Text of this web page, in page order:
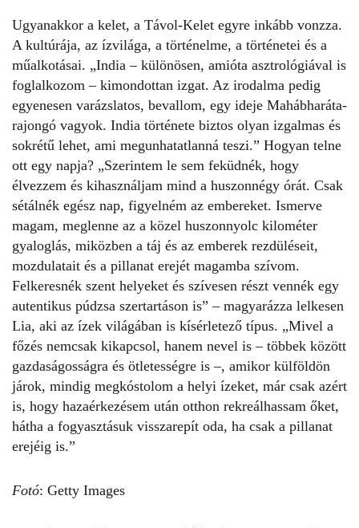
Ugyanakkor a kelet, a Távol-Kelet egyre inkább vonzza.
A kultúrája, az ízvilága, a történelme, a történetei és a
műalkotásai. „India – különösen, amióta asztrológiával is
foglalkozom – kimondottan izgat. Az irodalma pedig
egyenesen varázslatos, bevallom, egy ideje Mahábharáta-
rajongó vagyok. India története biztos olyan izgalmas és
sokrétű lehet, ami megunhatatlanná teszi.” Hogyan telne
ott egy napja? „Szerintem le sem feküdnék, hogy
élvezzem és kihasználjam mind a huszonnégy órát. Csak
sétálnék egész nap, figyelném az embereket. Ismerve
magam, meglenne az a közel huszonnyolc kilométer
gyaloglás, miközben a táj és az emberek rezdüléseit,
mozdulatait és a pillanat erejét magamba szívom.
Felkeresnék szent helyeket és szívesen részt vennék egy
autentikus púdzsa szertartáson is” – magyarázza lelkesen
Lia, aki az ízek világában is kísérletező típus. „Mivel a
főzés nemcsak kikapcsol, hanem nevel is – többek között
gazdaságosságra és ötletességre is –, amikor külföldön
járok, mindig megkóstolom a helyi ízeket, már csak azért
is, hogy hazaérkezésem után otthon rekreálhassam őket,
hátha a fogyasztásuk visszarepít oda, ha csak a pillanat
erejéig is.”
Fotó: Getty Images